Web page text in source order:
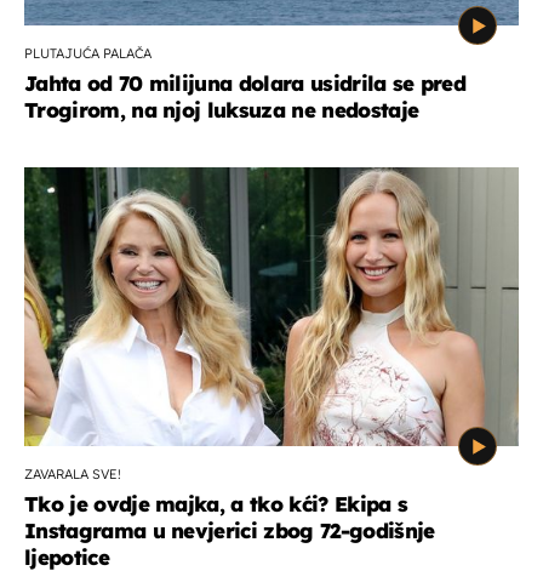
PLUTAJUĆA PALAČA
Jahta od 70 milijuna dolara usidrila se pred
Trogirom, na njoj luksuza ne nedostaje
ZAVARALA SVE!
Tko je ovdje majka, a tko kći? Ekipa s
Instagrama u nevjerici zbog 72-godišnje
ljepotice